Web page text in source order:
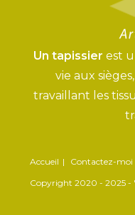
Un tapissier est
vie aux
travaillant les
Accueil Contactez-moi
Copyright 2020 - 2025 -